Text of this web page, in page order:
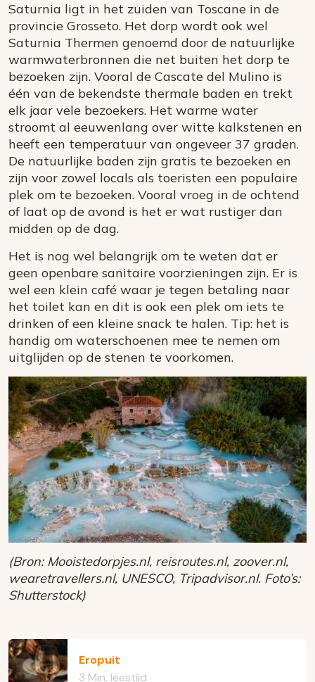
Saturnia ligt in het zuiden van Toscane in de
provincie Grosseto. Het dorp wordt ook wel
Saturnia Thermen genoemd door de natuurlijke
warmwaterbronnen die net buiten het dorp te
bezoeken zijn. Vooral de Cascate del Mulino is
één van de bekendste thermale baden en trekt
elk jaar vele bezoekers. Het warme water
stroomt al eeuwenlang over witte kalkstenen en
heeft een temperatuur van ongeveer 37 graden.
De natuurlijke baden zijn gratis te bezoeken en
zijn voor zowel locals als toeristen een populaire
plek om te bezoeken. Vooral vroeg in de ochtend
of laat op de avond is het er wat rustiger dan
midden op de dag.
Het is nog wel belangrijk om te weten dat er
geen openbare sanitaire voorzieningen zijn. Er is
wel een klein café waar je tegen betaling naar
het toilet kan en dit is ook een plek om iets te
drinken of een kleine snack te halen. Tip: het is
handig om waterschoenen mee te nemen om
uitglijden op de stenen te voorkomen.
(Bron: Mooistedorpjes.nl, reisroutes.nl, zoover.nl,
wearetravellers.nl, UNESCO, Tripadvisor.nl. Foto’s:
Shutterstock)
Eropuit
3 Min. leestijd